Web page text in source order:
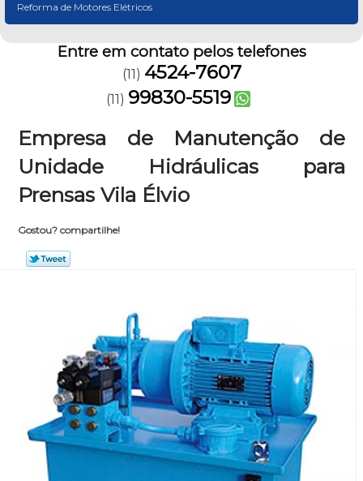
Reforma de Motores Elétricos
Entre em contato pelos telefones
(11) 4524-7607
(11) 99830-5519
Empresa de Manutenção de
Unidade Hidráulicas para
Prensas Vila Élvio
Gostou? compartilhe!